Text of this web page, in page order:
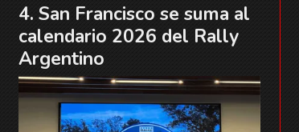
San Francisco se suma al
calendario 2026 del Rally
Argentino